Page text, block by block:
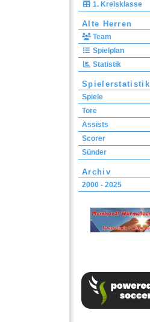
1. Kreisklasse
Alte Herren
Team
Spielplan
Statistik
Spielerstatistik
Spiele
Tore
Assists
Scorer
Sünder
Archiv
2000 - 2025